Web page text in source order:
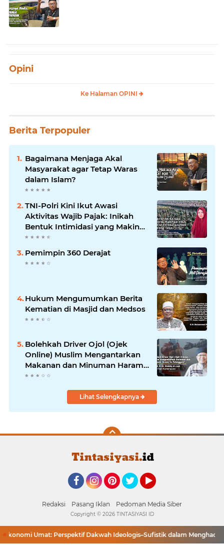
Opini
Ke Halaman OPINI
Berita Terpopuler
Bagaimana Menjaga Akal
Masyarakat agar Tetap Waras
dalam Islam?
TNI-Polri Kini Ikut Awasi
Aktivitas Wajib Pajak: Inikah
Bentuk Intimidasi yang Makin
Menekan Rakyat?
Pemimpin 360 Derajat
Hukum Mengumumkan Berita
Kematian di Masjid dan Medsos
Bolehkah Driver Ojol (Ojek
Online) Muslim Mengantarkan
Makanan dan Minuman Haram
ke Pelanggan?
Lihat Selengkapnya
Redaksi Pasang Iklan Pedoman Media Siber
Umat: Perspektif Dakwah Ideologis–Sufistik dalam Menghadapi
Copyright © 2026 TINTASIYASI ID